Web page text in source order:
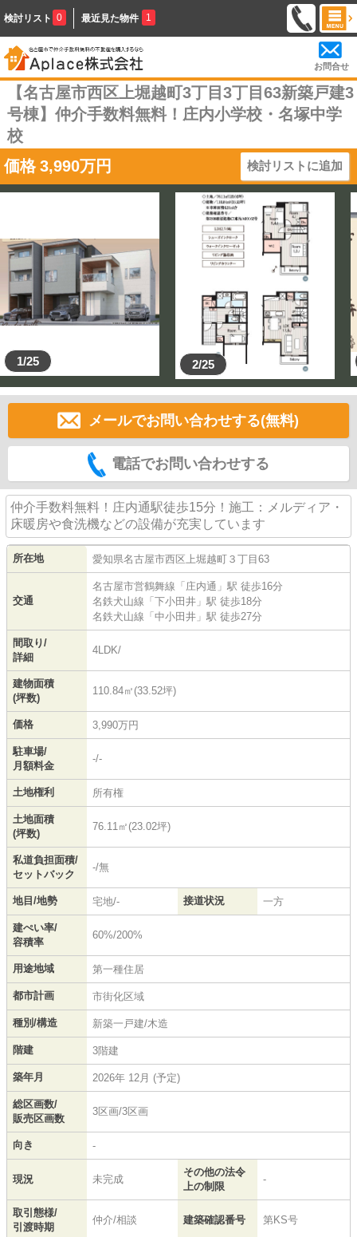
検討リスト 0 最近見た物件 1
お問合せ
【名古屋市西区上堀越町3丁目3丁目63新築戸建3
号棟】仲介手数料無料！庄内小学校・名塚中学
校
価格 3,990万円 検討リストに追加
1/25 2/25
メールでお問い合わせする(無料)
電話でお問い合わせする
仲介手数料無料！庄内通駅徒歩15分！施工：メルディア・
床暖房や食洗機などの設備が充実しています
所在地 愛知県名古屋市西区 上堀越町 ３丁目63
交通
名古屋市営鶴舞線 「 庄内通 」駅 徒歩16分
名鉄犬山線 「 下小田井 」駅 徒歩18分
名鉄犬山線 「 中小田井 」駅 徒歩27分
間取り/
詳細
4LDK/
建物面積
(坪数)
110.84㎡(33.52坪)
価格 3,990万円
駐車場/
月額料金
-/-
土地権利 所有権
土地面積
(坪数)
76.11㎡(23.02坪)
私道負担面積/
セットバック
-/無
地目/地勢 宅地/- 接道状況 一方
建ぺい率/
容積率
60%/200%
用途地域 第一種住居
都市計画 市街化区域
種別/構造 新築一戸建/木造
階建 3階建
築年月 2026年 12月 (予定)
総区画数/
販売区画数
3区画/3区画
向き -
現況 未完成
その他の法令
上の制限
-
取引態様/
引渡時期
仲介/相談 建築確認番号 第KS号